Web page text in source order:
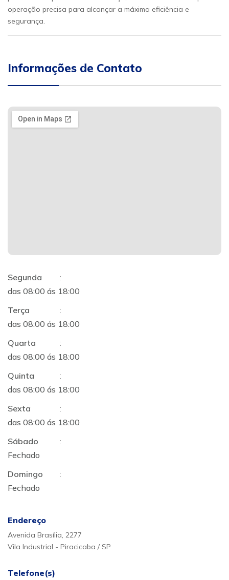
operação precisa para alcançar a máxima eficiência e
segurança.
Informações de Contato
Segunda
:
das 08:00 ás 18:00
Terça
:
das 08:00 ás 18:00
Quarta
:
das 08:00 ás 18:00
Quinta
:
das 08:00 ás 18:00
Sexta
:
das 08:00 ás 18:00
Sábado
:
Fechado
Domingo
:
Fechado
Endereço
Avenida Brasília, 2277
Vila Industrial - Piracicaba / SP
Telefone(s)